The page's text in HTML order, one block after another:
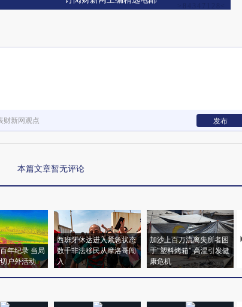
财新网观点 发布
本篇文章暂无评论
年纪录 当局
户外活动
西班牙休达进入紧急状态
数千非法移民从摩洛哥闯
入
加沙上百万流离失所者困
于“塑料烤箱” 高温引发健
康危机